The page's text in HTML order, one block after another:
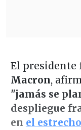
El presidente
Macron,
"jamás se
despliegue
en el